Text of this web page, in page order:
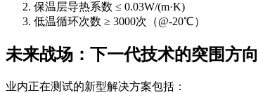
保温层导热系数 ≤ 0.03W/(m·K)
低温循环次数 ≥ 3000次（@-20℃）
未来战场：下一代技术的突围方向
业内正在测试的新型解决方案包括：